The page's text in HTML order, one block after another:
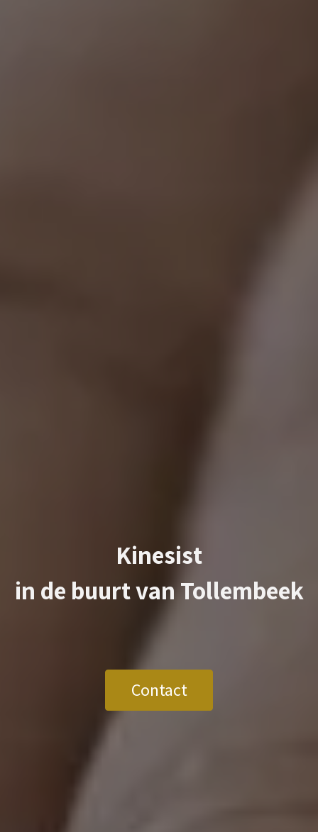
Kinesist
in de buurt van Tollembeek
Contact